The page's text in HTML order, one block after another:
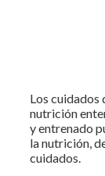
Los cuidados
nutrición
y entrenado
la nutrición,
cuidados.